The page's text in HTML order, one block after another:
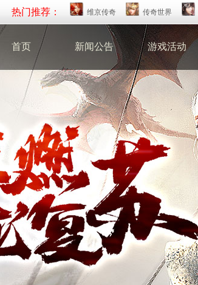
热门推荐： 维京传奇 传奇世界
首页 新闻公告 游戏活动